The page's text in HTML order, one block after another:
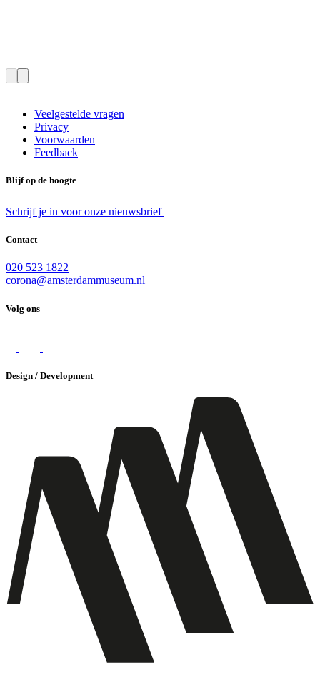
Veelgestelde vragen
Privacy
Voorwaarden
Feedback
Blijf op de hoogte
Schrijf je in voor onze nieuwsbrief
Contact
020 523 1822
corona@amsterdammuseum.nl
Volg ons
Design / Development